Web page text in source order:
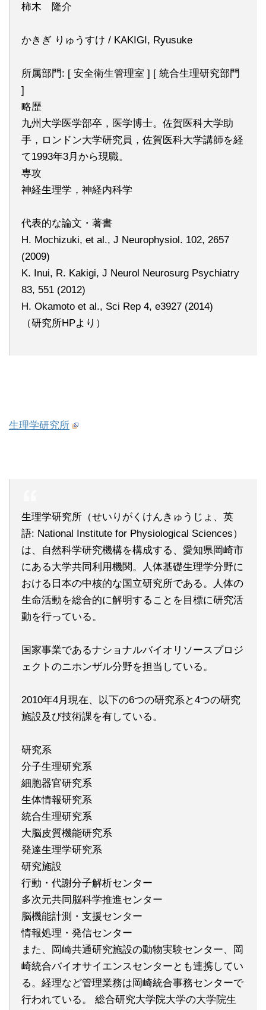
柿木 隆介
かきぎ りゅうすけ / KAKIGI, Ryusuke
所属部門: [ 安全衛生管理室 ] [ 統合生理研究部門
]
略歴
九州大学医学部卒，医学博士。佐賀医科大学助
手，ロンドン大学研究員，佐賀医科大学講師を経
て1993年3月から現職。
専攻
神経生理学，神経内科学
代表的な論文・著書
H. Mochizuki, et al., J Neurophysiol. 102, 2657
(2009)
K. Inui, R. Kakigi, J Neurol Neurosurg Psychiatry
83, 551 (2012)
H. Okamoto et al., Sci Rep 4, e3927 (2014)
（研究所HPより）
生理学研究所
生理学研究所（せいりがくけんきゅうじょ、英
語: National Institute for Physiological Sciences）
は、自然科学研究機構を構成する、愛知県岡崎市
にある大学共同利用機関。人体基礎生理学分野に
おける日本の中核的な国立研究所である。人体の
生命活動を総合的に解明することを目標に研究活
動を行っている。
国家事業であるナショナルバイオリソースプロジ
ェクトのニホンザル分野を担当している。
2010年4月現在、以下の6つの研究系と4つの研究
施設及び技術課を有している。
研究系
分子生理研究系
細胞器官研究系
生体情報研究系
統合生理研究系
大脳皮質機能研究系
発達生理学研究系
研究施設
行動・代謝分子解析センター
多次元共同脳科学推進センター
脳機能計測・支援センター
情報処理・発信センター
また、岡崎共通研究施設の動物実験センター、岡
崎統合バイオサイエンスセンターとも連携してい
る。経理など管理業務は岡崎統合事務センターで
行われている。 総合研究大学院大学の大学院生